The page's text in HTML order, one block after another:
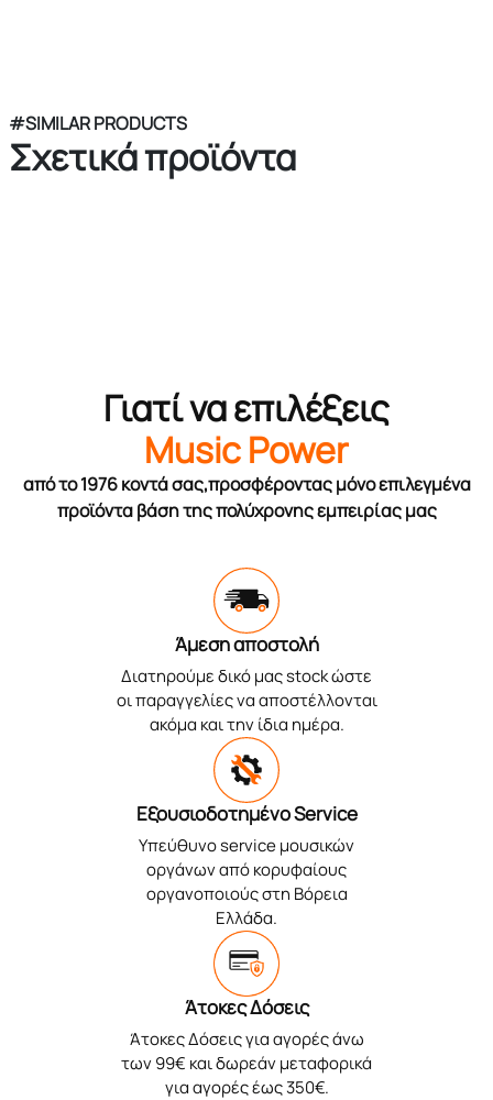
#SIMILAR PRODUCTS
Σχετικά προϊόντα
Γιατί να επιλέξεις
Music Power
από το 1976 κοντά σας,προσφέροντας μόνο επιλεγμένα
προϊόντα βάση της πολύχρονης εμπειρίας μας
Άμεση αποστολή
Διατηρούμε δικό μας stock ώστε
οι παραγγελίες να αποστέλλονται
ακόμα και την ίδια ημέρα.
Εξουσιοδοτημένο Service
Υπεύθυνο service μουσικών
οργάνων από κορυφαίους
οργανοποιούς στη Βόρεια
Ελλάδα.
Άτοκες Δόσεις
Άτοκες Δόσεις για αγορές άνω
των 99€ και δωρεάν μεταφορικά
για αγορές έως 350€.